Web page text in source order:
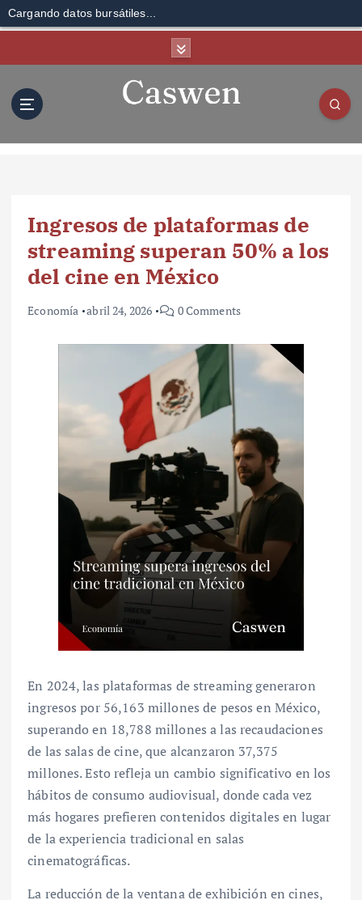
Cargando datos bursátiles...
Ingresos de plataformas de
streaming superan 50% a los
del cine en México
Economía abril 24, 2026 0 Comments
En 2024, las plataformas de streaming generaron
ingresos por 56,163 millones de pesos en México,
superando en 18,788 millones a las recaudaciones
de las salas de cine, que alcanzaron 37,375
millones. Esto refleja un cambio significativo en los
hábitos de consumo audiovisual, donde cada vez
más hogares prefieren contenidos digitales en lugar
de la experiencia tradicional en salas
cinematográficas.
La reducción de la ventana de exhibición en cines,